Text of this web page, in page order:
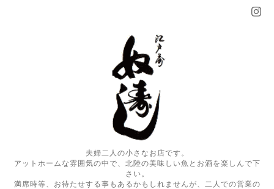
夫婦二人の小さなお店です。
アットホームな雰囲気の中で、北陸の美味しい魚とお酒を楽しんで下
さい。
満席時等、お待たせする事もあるかもしれませんが、二人での営業の